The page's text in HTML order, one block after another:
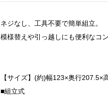
ネジなし、工具不要で簡単組立。
模様替えや引っ越しにも便利なコ
【サイズ】(約)幅123×奥行207.5×
■組立式